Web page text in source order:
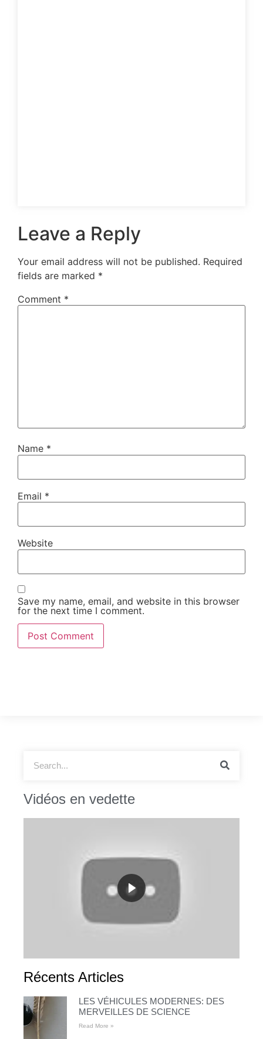
Leave a Reply
Your email address will not be published. Required
fields are marked *
Comment *
Name *
Email *
Website
Save my name, email, and website in this browser
for the next time I comment.
Vidéos en vedette
Récents Articles
LES VÉHICULES MODERNES: DES
MERVEILLES DE SCIENCE
Read More »